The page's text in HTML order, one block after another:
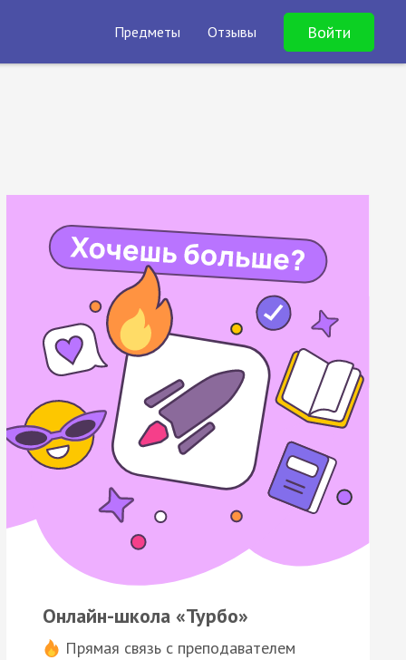
Предметы Отзывы Войти
Онлайн-школа «Турбо»
Прямая связь с преподавателем